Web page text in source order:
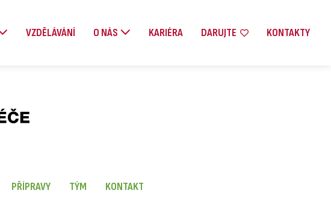
VZDĚLÁVÁNÍ O NÁS KARIÉRA DARUJTE KONTAKTY
PŘÍPRAVY TÝM KONTAKT